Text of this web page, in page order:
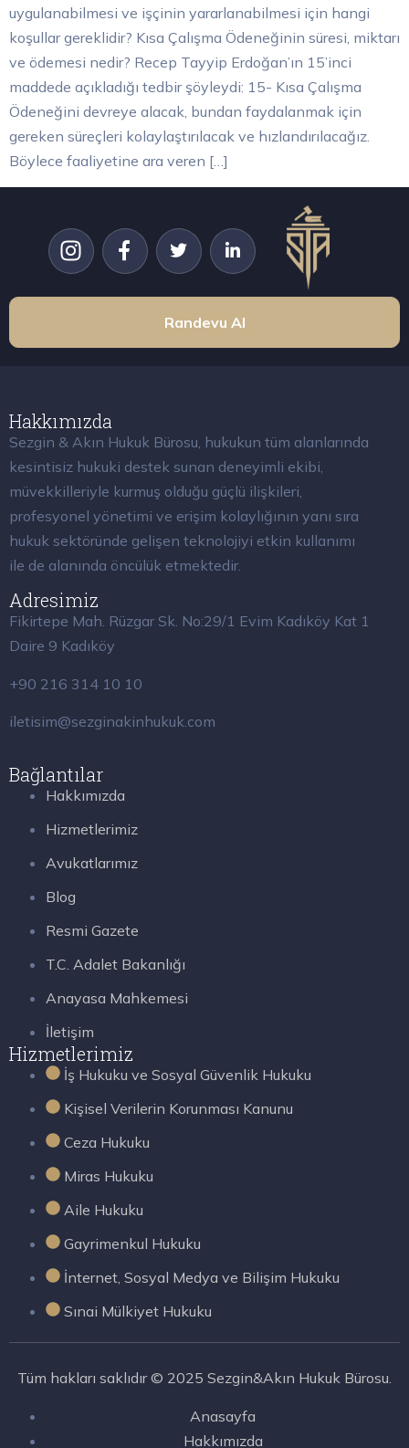
uygulanabilmesi ve işçinin yararlanabilmesi için hangi
koşullar gereklidir? Kısa Çalışma Ödeneğinin süresi, miktarı
ve ödemesi nedir? Recep Tayyip Erdoğan’ın 15’inci
maddede açıkladığı tedbir şöyleydi: 15- Kısa Çalışma
Ödeneğini devreye alacak, bundan faydalanmak için
gereken süreçleri kolaylaştırılacak ve hızlandırılacağız.
Böylece faaliyetine ara veren […]
Randevu Al
Hakkımızda
Sezgin & Akın Hukuk Bürosu, hukukun tüm alanlarında
kesintisiz hukuki destek sunan deneyimli ekibi,
müvekkilleriyle kurmuş olduğu güçlü ilişkileri,
profesyonel yönetimi ve erişim kolaylığının yanı sıra
hukuk sektöründe gelişen teknolojiyi etkin kullanımı
ile de alanında öncülük etmektedir.
Adresimiz
Fikirtepe Mah. Rüzgar Sk. No:29/1 Evim Kadıköy Kat 1
Daire 9 Kadıköy
+90 216 314 10 10
iletisim@sezginakinhukuk.com
Bağlantılar
Hakkımızda
Hizmetlerimiz
Avukatlarımız
Blog
Resmi Gazete
T.C. Adalet Bakanlığı
Anayasa Mahkemesi
İletişim
Hizmetlerimiz
İş Hukuku ve Sosyal Güvenlik Hukuku
Kişisel Verilerin Korunması Kanunu
Ceza Hukuku
Miras Hukuku
Aile Hukuku
Gayrimenkul Hukuku
İnternet, Sosyal Medya ve Bilişim Hukuku
Sınai Mülkiyet Hukuku
Tüm hakları saklıdır © 2025 Sezgin&Akın Hukuk Bürosu.
Anasayfa
Hakkımızda